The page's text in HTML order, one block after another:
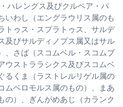
ハレングス及びクルペア・パ
いわし（エングラウリス属のも
トゥス・スプラトゥス、サルデ
及びサルディノプス属又はサル
、さば（スコムベル・スコムブ
ウストララシクス及びスコムベ
るくま（ラストレルリゲル属の
ムベロモルス属のもの）、まあ
の）、ぎんがめあじ（カランク